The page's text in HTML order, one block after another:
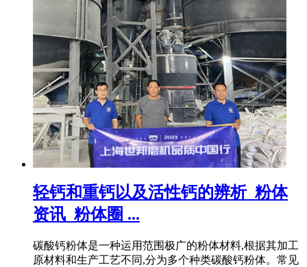
轻钙和重钙以及活性钙的辨析_粉体
资讯_粉体圈 ...
碳酸钙粉体是一种运用范围极广的粉体材料,根据其加工
原材料和生产工艺不同,分为多个种类碳酸钙粉体。常见